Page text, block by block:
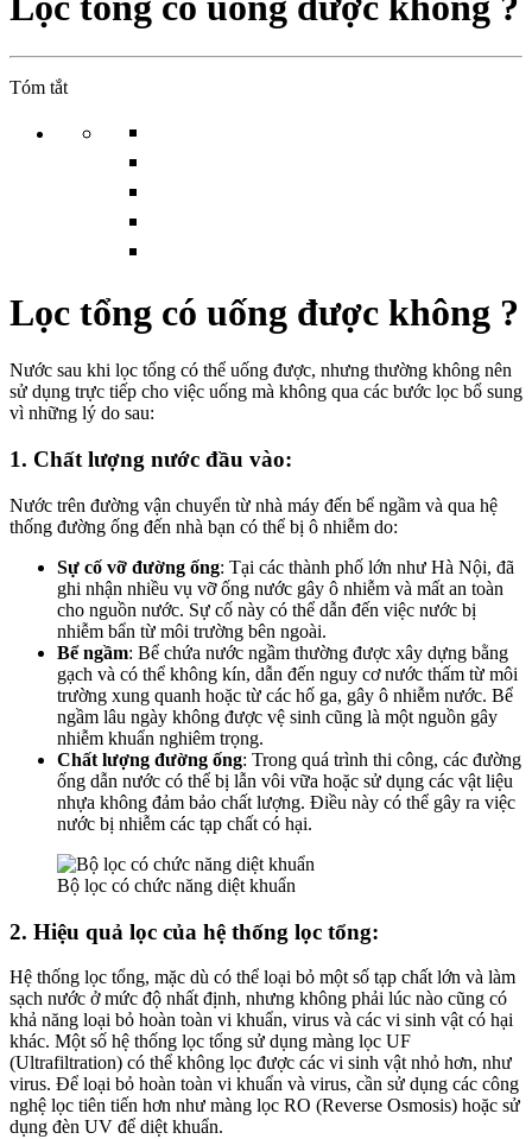
Tóm tắt
Lọc tổng có uống được không ?
Nước sau khi lọc tổng có thể uống được, nhưng thường không nên
sử dụng trực tiếp cho việc uống mà không qua các bước lọc bổ sung
vì những lý do sau:
1. Chất lượng nước đầu vào:
Nước trên đường vận chuyển từ nhà máy đến bể ngầm và qua hệ
thống đường ống đến nhà bạn có thể bị ô nhiễm do:
Sự cố vỡ đường ống: Tại các thành phố lớn như Hà Nội, đã
ghi nhận nhiều vụ vỡ ống nước gây ô nhiễm và mất an toàn
cho nguồn nước. Sự cố này có thể dẫn đến việc nước bị
nhiễm bẩn từ môi trường bên ngoài.
Bể ngầm: Bể chứa nước ngầm thường được xây dựng bằng
gạch và có thể không kín, dẫn đến nguy cơ nước thấm từ môi
trường xung quanh hoặc từ các hố ga, gây ô nhiễm nước. Bể
ngầm lâu ngày không được vệ sinh cũng là một nguồn gây
nhiễm khuẩn nghiêm trọng.
Chất lượng đường ống: Trong quá trình thi công, các đường
ống dẫn nước có thể bị lẫn vôi vữa hoặc sử dụng các vật liệu
nhựa không đảm bảo chất lượng. Điều này có thể gây ra việc
nước bị nhiễm các tạp chất có hại.
Bộ lọc có chức năng diệt khuẩn
2. Hiệu quả lọc của hệ thống lọc tổng:
Hệ thống lọc tổng, mặc dù có thể loại bỏ một số tạp chất lớn và làm
sạch nước ở mức độ nhất định, nhưng không phải lúc nào cũng có
khả năng loại bỏ hoàn toàn vi khuẩn, virus và các vi sinh vật có hại
khác. Một số hệ thống lọc tổng sử dụng màng lọc UF
(Ultrafiltration) có thể không lọc được các vi sinh vật nhỏ hơn, như
virus. Để loại bỏ hoàn toàn vi khuẩn và virus, cần sử dụng các công
nghệ lọc tiên tiến hơn như màng lọc RO (Reverse Osmosis) hoặc sử
dụng đèn UV để diệt khuẩn.